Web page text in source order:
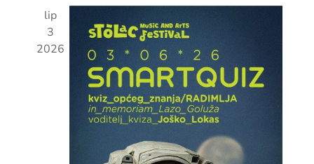
lip
3
2026